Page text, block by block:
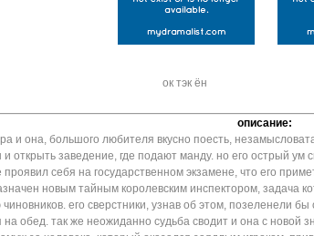
ок тэк ён
описание:
и она, большого любителя вкусно поесть,
и открыть заведение, где подают манду. но его острый
себя на государственном экзамене, что его
новым тайным королевским инспектором, задача
его сверстники, узнав об этом, позеленели
на обед. так же неожиданно судьба сводит и она с новой